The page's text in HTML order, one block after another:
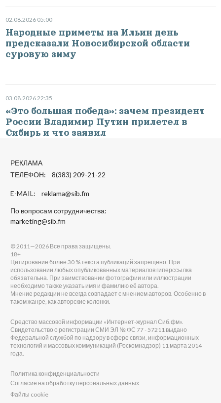
02.08.2026 05:00
Народные приметы на Ильин день
предсказали Новосибирской области
суровую зиму
03.08.2026 22:35
«Это большая победа»: зачем президент
России Владимир Путин прилетел в
Сибирь и что заявил
РЕКЛАМА
ТЕЛЕФОН: 8(383) 209-21-22
E-MAIL: reklama@sib.fm
По вопросам сотрудничества:
marketing@sib.fm
© 2011—2026 Все права защищены.
18+
Цитирование более 30 % текста публикаций запрещено. При
использовании любых опубликованных материалов гиперссылка
обязательна. При заимствовании фотографии или иллюстрации
необходимо также указать имя и фамилию её автора.
Мнение редакции не всегда совпадает с мнением авторов. Особенно в
таком жанре, как авторские колонки.
Средство массовой информации «Интернет-журнал Сиб.фм».
Свидетельство о регистрации СМИ ЭЛ № ФС 77 - 57211 выдано
Федеральной службой по надзору в сфере связи, информационных
технологий и массовых коммуникаций (Роскомнадзор) 11 марта 2014
года.
Политика конфиденциальности
Согласие на обработку персональных данных
Файлы cookie